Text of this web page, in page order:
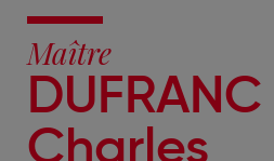
Maître
DUFRANC
Charles